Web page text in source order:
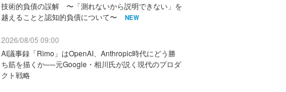
技術的負債の誤解 〜「測れないから説明できない」を
越えることと認知的負債について〜
NEW
2026/08/05 09:00
AI議事録「Rimo」はOpenAI、Anthropic時代にどう勝
ち筋を描くか──元Google・相川氏が説く現代のプロダ
クト戦略